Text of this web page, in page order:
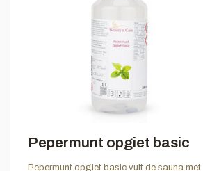
Pepermunt opgiet basic
Pepermunt opgiet basic vult de sauna met